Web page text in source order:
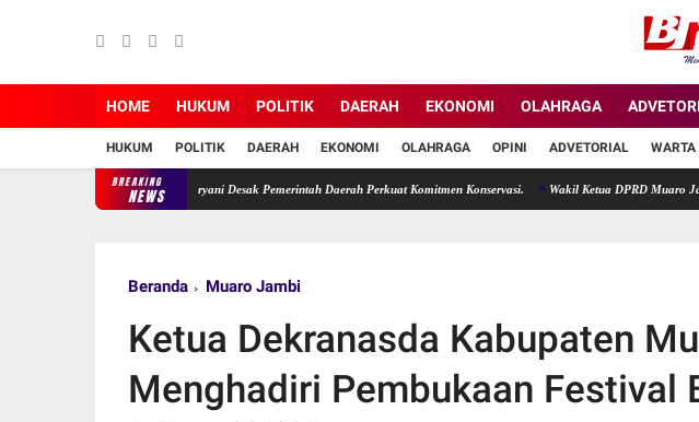
HOME HUKUM POLITIK DAERAH EKONOMI OLAHRAGA
HUKUM POLITIK DAERAH EKONOMI OLAHRAGA OPINI ADVETORIAL
BREAKING
NEWS
Terabaikan, Ade Erma Suryani Desak Pemerintah Daerah Perkuat Komitmen Konservasi. Wakil Ketua DPRD Muaro Jambi
Beranda Muaro Jambi
Ketua Dekranasda Kabupaten
Menghadiri Pembukaan Festival